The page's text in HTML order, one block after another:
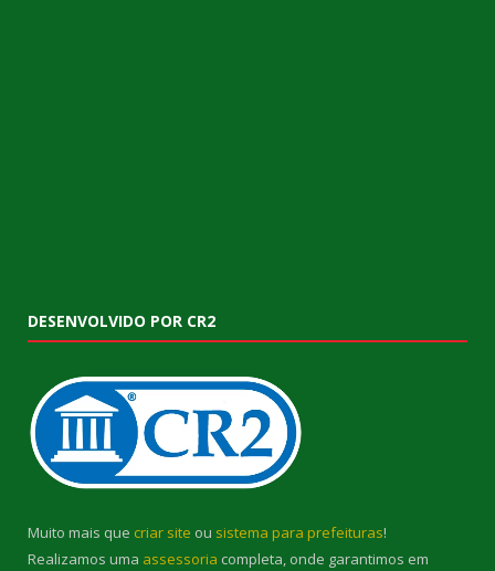
DESENVOLVIDO POR CR2
Muito mais que criar site ou sistema para prefeituras!
Realizamos uma assessoria completa, onde garantimos em